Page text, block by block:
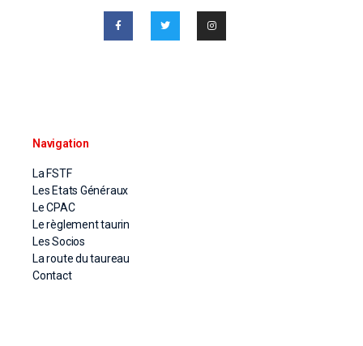
Navigation
La FSTF
Les Etats Généraux
Le CPAC
Le règlement taurin
Les Socios
La route du taureau
Contact